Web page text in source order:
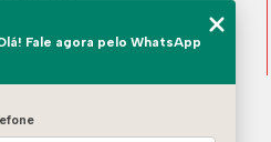
99239-1832
Home
Fale agora pelo WhatsApp